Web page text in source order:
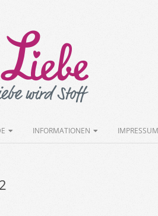
INFORMATIONEN IMPRESSUM